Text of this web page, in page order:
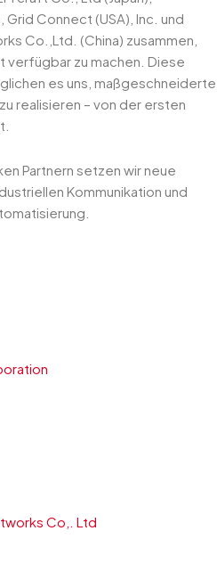
Connect (USA), Inc. und
Co.,Ltd. (China) zusammen,
verfügbar zu machen. Diese
es uns, maßgeschneiderte
realisieren – von der ersten
Partnern setzen wir neue
Kommunikation und
Co,. Ltd